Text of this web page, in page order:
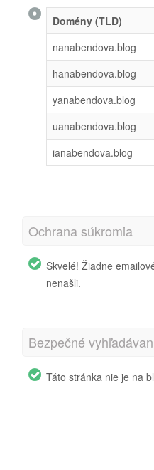
Domény (TLD)
nanabendova.blog
hanabendova.blog
yanabendova.blog
uanabendova.blog
ianabendova.blog
Ochrana súkromia
Skvelé! Žiadne
nenašli.
Bezpečné
Táto stránka nie je na